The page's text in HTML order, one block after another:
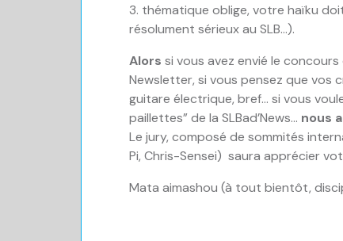
3. thématique oblige, votre haïku
résolument sérieux au SLB…).
Alors si vous avez envié le
Newsletter, si vous pensez que vos
guitare électrique, bref… si vous
paillettes” de la SLBad’News… nous
Le jury, composé de sommités
Pi, Chris-Sensei) saura apprécier
Mata aimashou (à tout bientôt,